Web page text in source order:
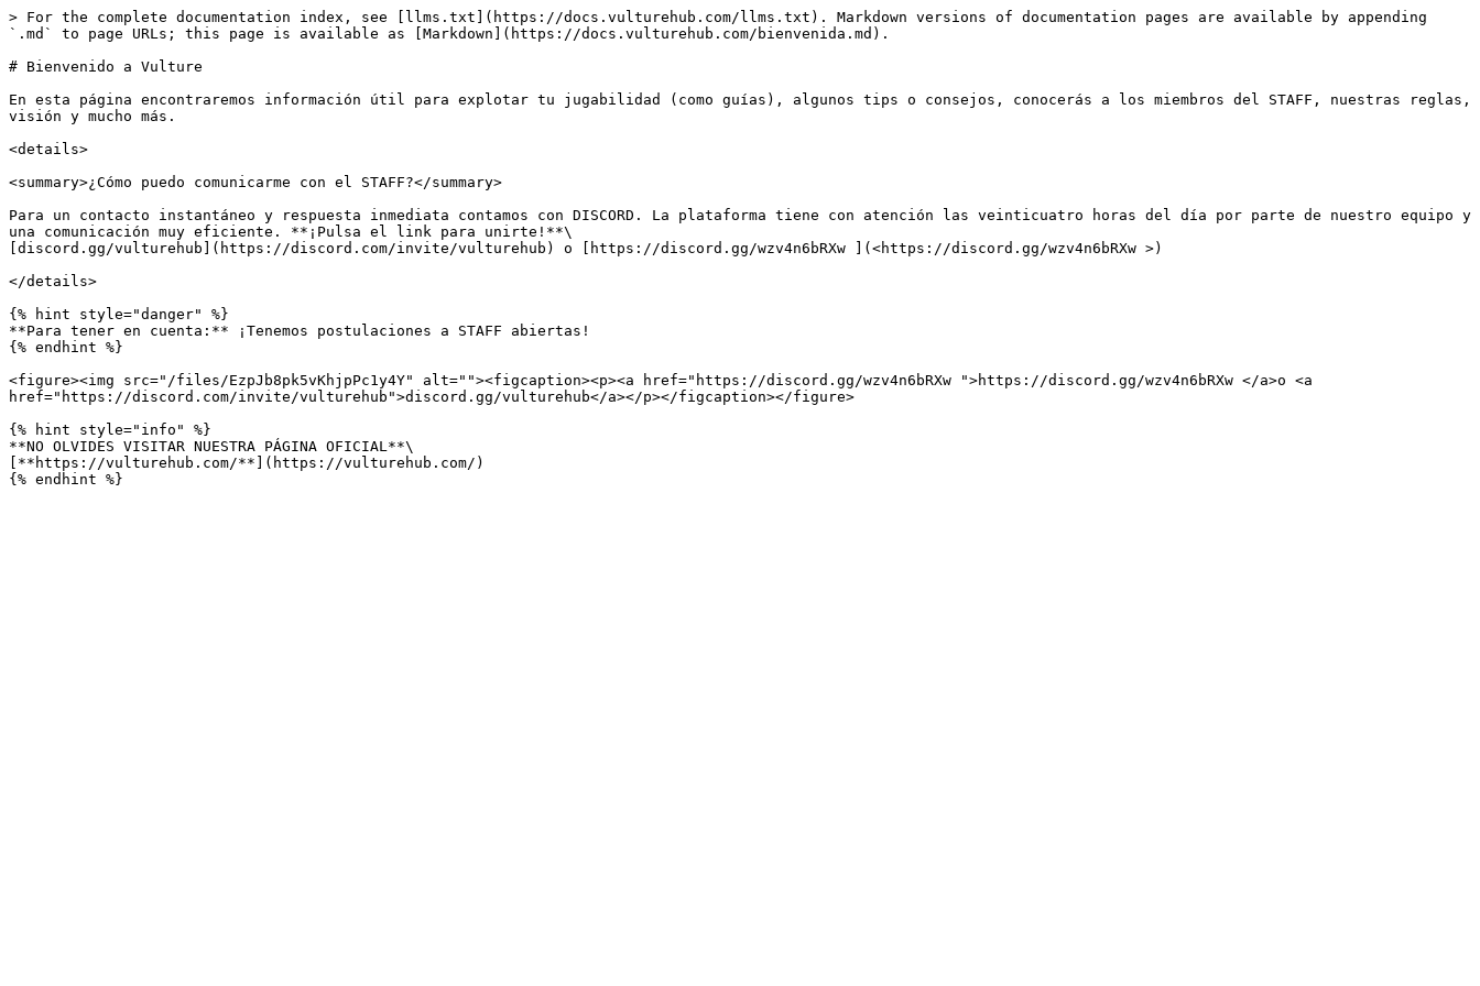
> For the complete documentation index, see [llms.txt](https://docs.vulturehub.com/llms.txt). Markdown versions of documentation pages are available by appending
`.md` to page URLs; this page is available as [Markdown](https://docs.vulturehub.com/bienvenida.md).
# Bienvenido a Vulture
En esta página encontraremos información útil para explotar tu jugabilidad (como guías), algunos tips o consejos, conocerás a los miembros del STAFF, nuestras reglas,
visión y mucho más.
<details>
<summary>¿Cómo puedo comunicarme con el STAFF?</summary>
Para un contacto instantáneo y respuesta inmediata contamos con DISCORD. La plataforma tiene con atención las veinticuatro horas del día por parte de nuestro equipo y
una comunicación muy eficiente. **¡Pulsa el link para unirte!**\
[discord.gg/vulturehub](https://discord.com/invite/vulturehub) o [https://discord.gg/wzv4n6bRXw ](<https://discord.gg/wzv4n6bRXw >)
</details>
{% hint style="danger" %}
**Para tener en cuenta:** ¡Tenemos postulaciones a STAFF abiertas!
{% endhint %}
<figure><img src="/files/EzpJb8pk5vKhjpPc1y4Y" alt=""><figcaption><p><a href="https://discord.gg/wzv4n6bRXw ">https://discord.gg/wzv4n6bRXw </a>o <a
href="https://discord.com/invite/vulturehub">discord.gg/vulturehub</a></p></figcaption></figure>
{% hint style="info" %}
**NO OLVIDES VISITAR NUESTRA PÁGINA OFICIAL**\
[**https://vulturehub.com/**](https://vulturehub.com/)